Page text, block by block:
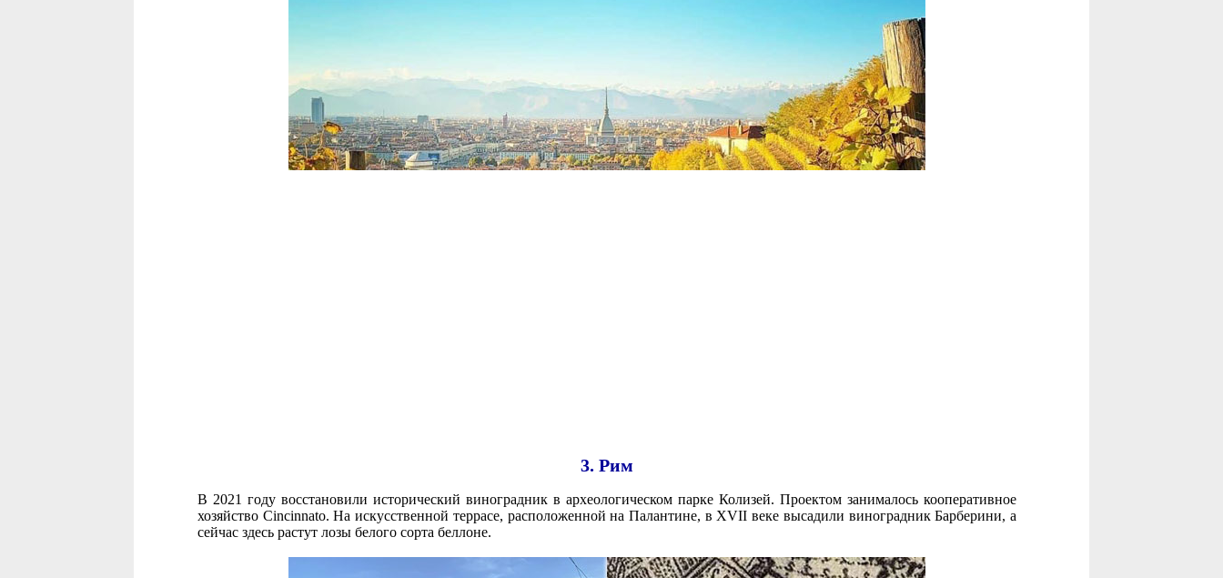
3. Рим
В 2021 году восстановили исторический виноградник в археологическом парке Колизей. Проектом занималось кооперативное
хозяйство Cincinnato. На искусственной террасе, расположенной на Палантине, в XVII веке высадили виноградник Барберини, а
сейчас здесь растут лозы белого сорта беллоне.